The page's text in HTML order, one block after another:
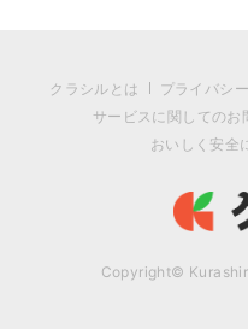
クラシルとは プライバシ
サービスに関してのお
おいしく安全
Copyright©